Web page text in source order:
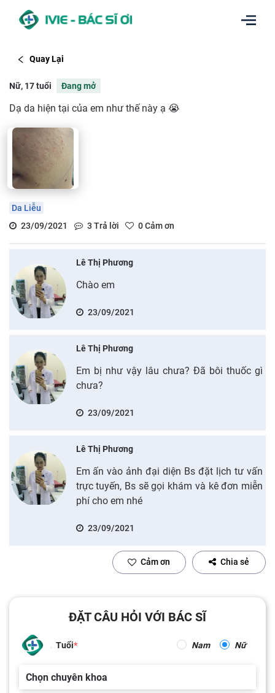
Quay Lại
Nữ, 17 tuổi Đang mở
Dạ da hiện tại của em như thế này ạ 😭
Da Liễu
23/09/2021
3 Trả lời 0Cảm ơn
Lê Thị Phương
Chào em
23/09/2021
Lê Thị Phương
Em bị như vậy lâu chưa? Đã bôi thuốc gì
chưa?
23/09/2021
Lê Thị Phương
Em ấn vào ảnh đại diện Bs đặt lịch tư vấn
trực tuyến, Bs sẽ gọi khám và kê đơn miễn
phí cho em nhé
23/09/2021
Cảm ơn Chia sẻ
ĐẶT CÂU HỎI VỚI BÁC SĨ
Tuổi Nam Nữ
Chọn chuyên khoa